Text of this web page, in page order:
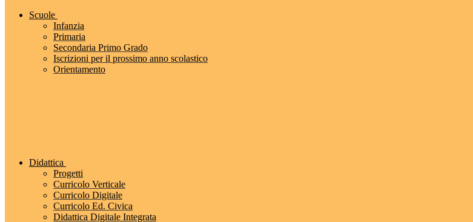
Scuole
Infanzia
Primaria
Secondaria Primo Grado
Iscrizioni per il prossimo anno scolastico
Orientamento
Didattica
Progetti
Curricolo Verticale
Curricolo Digitale
Curricolo Ed. Civica
Didattica Digitale Integrata